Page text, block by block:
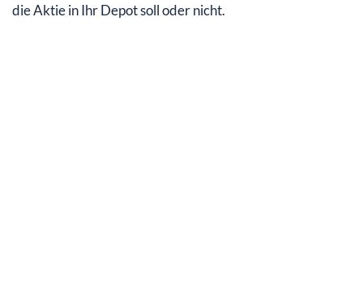
die Aktie in Ihr Depot soll oder nicht.